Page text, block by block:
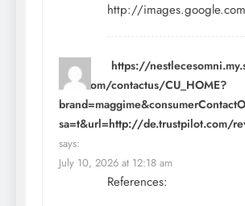
http://
https://
sites.com/contactus/CU_HOME?
sa=t&url=http://de.trustpilot.com/
says:
July 10, 2026 at 12:18 am
References: